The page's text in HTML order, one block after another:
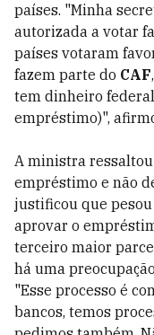
países. "Minha
autorizada a votar
países votaram
fazem parte do CAF
tem dinheiro
empréstimo)",
A ministra
empréstimo e não
justificou que
aprovar o
terceiro maior
há uma
"Esse processo é
bancos, temos